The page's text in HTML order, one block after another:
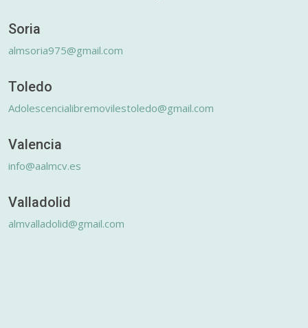
Soria
almsoria975@gmail.com
Toledo
Adolescencialibremovilestoledo@gmail.com
Valencia
info@aalmcv.es
Valladolid
almvalladolid@gmail.com